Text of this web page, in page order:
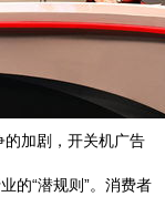
加剧，开关机广告
的“潜规则”。消费者